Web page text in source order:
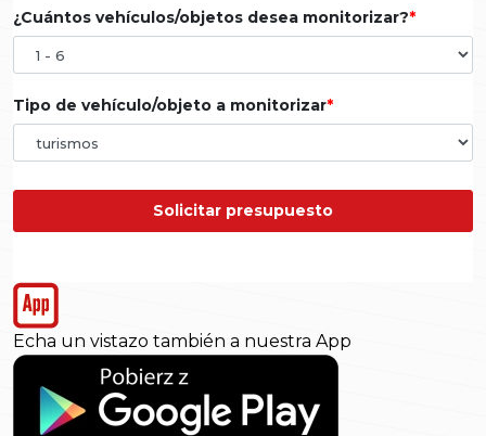
¿Cuántos vehículos/objetos desea monitorizar?
Tipo de vehículo/objeto a monitorizar
Solicitar presupuesto
Echa un vistazo también a nuestra App